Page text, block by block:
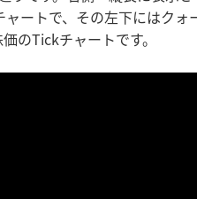
ートで、その左下にはクォ
のTickチャートです。